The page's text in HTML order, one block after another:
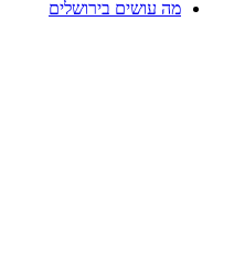
מה עושים בירושלים